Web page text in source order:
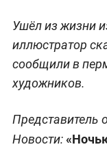
Ушёл из жизни
иллюстратор
сообщили в
художников.
Представитель
Новости: